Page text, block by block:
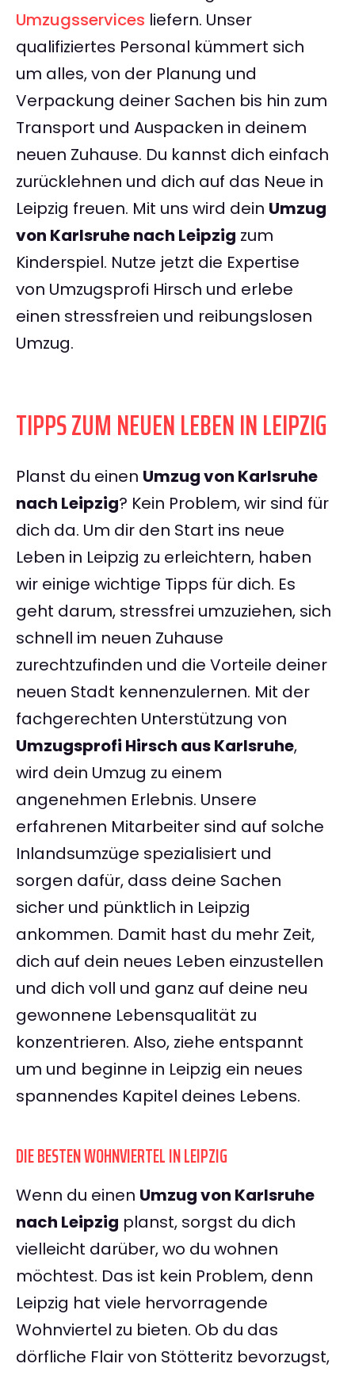
Umzugsservices liefern. Unser
qualifiziertes Personal kümmert sich
um alles, von der Planung und
Verpackung deiner Sachen bis hin zum
Transport und Auspacken in deinem
neuen Zuhause. Du kannst dich einfach
zurücklehnen und dich auf das Neue in
Leipzig freuen. Mit uns wird dein Umzug
von Karlsruhe nach Leipzig zum
Kinderspiel. Nutze jetzt die Expertise
von Umzugsprofi Hirsch und erlebe
einen stressfreien und reibungslosen
Umzug.
TIPPS ZUM NEUEN LEBEN IN LEIPZIG
Planst du einen Umzug von Karlsruhe
nach Leipzig? Kein Problem, wir sind für
dich da. Um dir den Start ins neue
Leben in Leipzig zu erleichtern, haben
wir einige wichtige Tipps für dich. Es
geht darum, stressfrei umzuziehen, sich
schnell im neuen Zuhause
zurechtzufinden und die Vorteile deiner
neuen Stadt kennenzulernen. Mit der
fachgerechten Unterstützung von
Umzugsprofi Hirsch aus Karlsruhe,
wird dein Umzug zu einem
angenehmen Erlebnis. Unsere
erfahrenen Mitarbeiter sind auf solche
Inlandsumzüge spezialisiert und
sorgen dafür, dass deine Sachen
sicher und pünktlich in Leipzig
ankommen. Damit hast du mehr Zeit,
dich auf dein neues Leben einzustellen
und dich voll und ganz auf deine neu
gewonnene Lebensqualität zu
konzentrieren. Also, ziehe entspannt
um und beginne in Leipzig ein neues
spannendes Kapitel deines Lebens.
DIE BESTEN WOHNVIERTEL IN LEIPZIG
Wenn du einen Umzug von Karlsruhe
nach Leipzig planst, sorgst du dich
vielleicht darüber, wo du wohnen
möchtest. Das ist kein Problem, denn
Leipzig hat viele hervorragende
Wohnviertel zu bieten. Ob du das
dörfliche Flair von Stötteritz bevorzugst,